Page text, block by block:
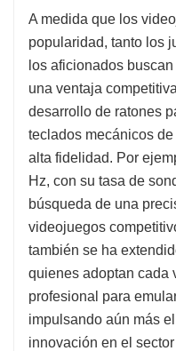
A medida que los
popularidad, tanto los
los aficionados
una ventaja
desarrollo de ratones
teclados mecánicos
alta fidelidad. Por
Hz, con su tasa de
búsqueda de una
videojuegos
también se ha
quienes adoptan cada
profesional para
impulsando aún más
innovación en el